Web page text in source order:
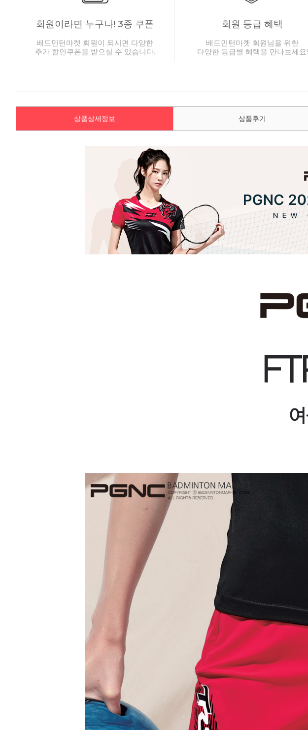
회원이라면 누구나! 3종 쿠폰
배드민턴마켓 회원이 되시면 다양한
추가 할인쿠폰을 받으실 수 있습니다.
회원 등급 혜택
배드민턴마켓 회원님을 위한
다양한 등급별 혜택을 만나보세요!
상품상세정보 상품후기